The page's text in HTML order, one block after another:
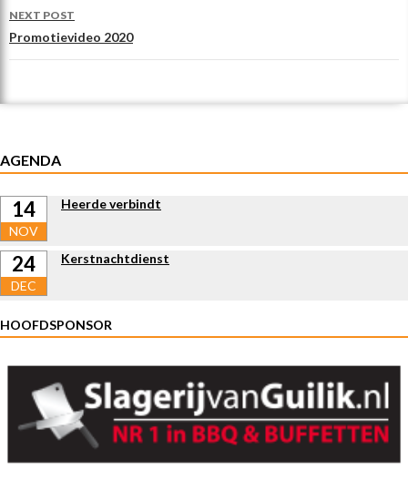
k
NEXT POST
Promotievideo 2020
AGENDA
14
NOV
Heerde verbindt
24
DEC
Kerstnachtdienst
HOOFDSPONSOR